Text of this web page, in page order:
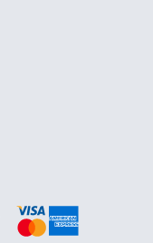
USB